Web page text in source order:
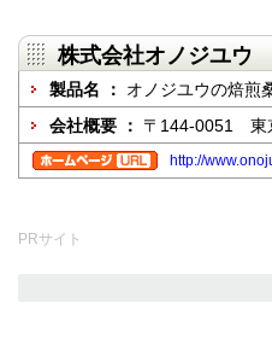
株式会社オノジユウ
製品名 ： オノジユウの焙煎
会社概要 ： 〒144-0051 東
http://
PRサイト